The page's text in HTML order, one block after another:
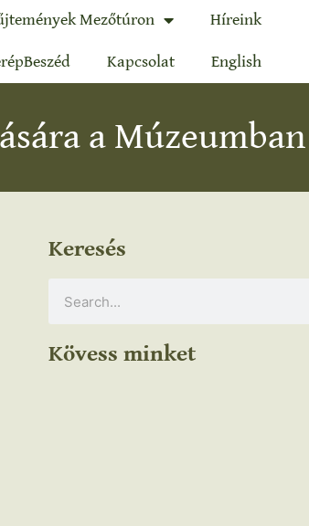
Mezőtúron Híreink
Kapcsolat English
a Múzeumban
Keresés
Kövess minket